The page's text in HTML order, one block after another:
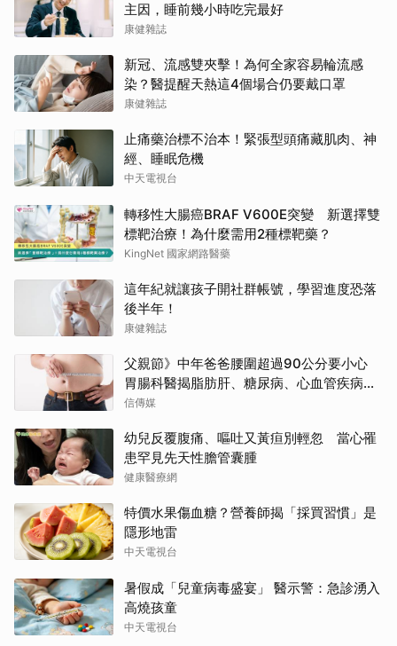
主因，睡前幾小時吃完最好
康健雜誌
新冠、流感雙夾擊！為何全家容易輪流感
染？醫提醒天熱這4個場合仍要戴口罩
康健雜誌
止痛藥治標不治本！緊張型頭痛藏肌肉、神
經、睡眠危機
中天電視台
轉移性大腸癌BRAF V600E突變 新選擇雙
標靶治療！為什麼需用2種標靶藥？
KingNet 國家網路醫藥
這年紀就讓孩子開社群帳號，學習進度恐落
後半年！
康健雜誌
父親節》中年爸爸腰圍超過90公分要小心
胃腸科醫揭脂肪肝、糖尿病、心血管疾病
「連鎖危機」
信傳媒
幼兒反覆腹痛、嘔吐又黃疸別輕忽 當心罹
患罕見先天性膽管囊腫
健康醫療網
特價水果傷血糖？營養師揭「採買習慣」是
隱形地雷
中天電視台
暑假成「兒童病毒盛宴」 醫示警：急診湧入
高燒孩童
中天電視台